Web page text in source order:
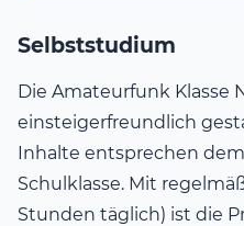
Selbststudium
Die Amateurfunk Klasse
einsteigerfreundlich
Inhalte entsprechen
Schulklasse. Mit
Stunden täglich) ist die